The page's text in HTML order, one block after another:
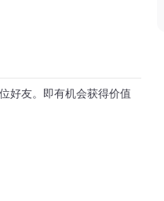
好友。即有机会获得价值